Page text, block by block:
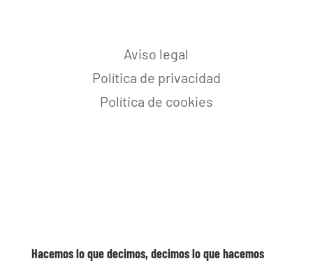
Aviso legal
Política de privacidad
Política de cookies
Hacemos lo que decimos, decimos lo que hacemos